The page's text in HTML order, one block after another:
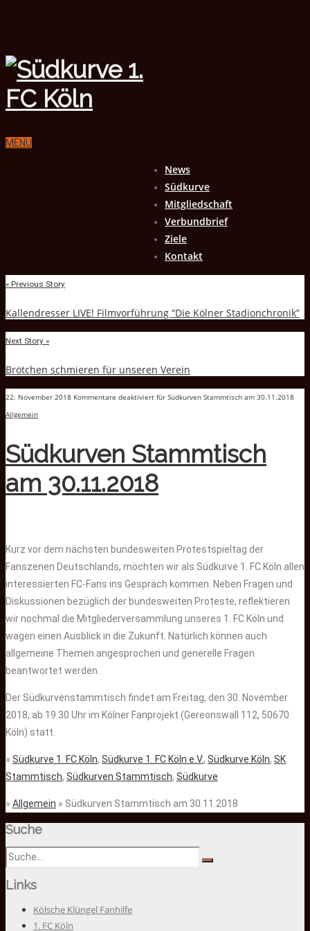
MENU
News
Südkurve
Mitgliedschaft
Verbundbrief
Ziele
Kontakt
« Previous Story
Kallendresser LIVE! Filmvorführung “Die Kölner Stadionchronik”
Next Story »
Brötchen schmieren für unseren Verein
22. November 2018 Kommentare deaktiviert für Südkurven Stammtisch am 30.11.2018
Allgemein
Südkurven Stammtisch
am 30.11.2018
Kurz vor dem nächsten bundesweiten Protestspieltag der
Fanszenen Deutschlands, möchten wir als Südkurve 1. FC Köln allen
interessierten FC-Fans ins Gespräch kommen. Neben Fragen und
Diskussionen bezüglich der bundesweiten Proteste, reflektieren
wir nochmal die Mitgliederversammlung unseres 1. FC Köln und
wagen einen Ausblick in die Zukunft. Natürlich können auch
allgemeine Themen angesprochen und generelle Fragen
beantwortet werden.
Der Südkurvenstammtisch findet am Freitag, den 30. November
2018, ab 19.30 Uhr im Kölner Fanprojekt (Gereonswall 112, 50670
Köln) statt.
» Südkurve 1. FC Köln, Südkurve 1. FC Köln e.V., Südkurve Köln, SK
Stammtisch, Südkurven Stammtisch, Südkurve
» Allgemein » Südkurven Stammtisch am 30.11.2018
Suche
Links
Kölsche Klüngel Fanhilfe
1. FC Köln